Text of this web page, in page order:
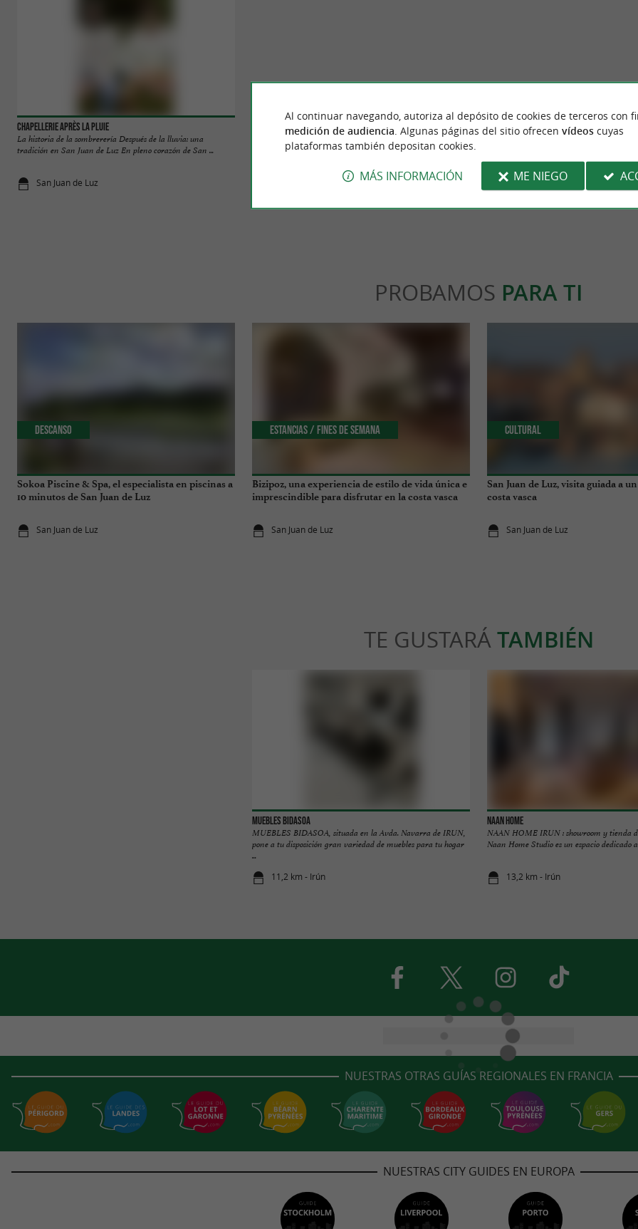
Chapellerie Après La Pluie
La historia de la sombrerería Después de la lluvia: una
tradición en San Juan de Luz En pleno corazón de San ...
San Juan de Luz
Saint Jean de Luz
Si San Juan de Luz ha extraído su riqueza durante mucho
tiempo del comercio marítimo y la pesca, hoy en día ...
7 m - San Juan de Luz
LA CIVETTE - Cuchillería
Desde hace 37 años, la familia
52 m - San Juan de Luz
PROBAMOS PARA TI
Sokoa Piscine & Spa, el especialista en piscinas a
10 minutos de San Juan de Luz
San Juan de Luz
Descanso
Bizipoz, una experiencia de estilo de vida única e
imprescindible para disfrutar en la costa vasca
San Juan de Luz
Estancias / Fines de Semana
San Juan de Luz, visita guiada a
costa vasca
San Juan de Luz
Cultural
TE GUSTARÁTAMBIÉN
MUEBLES BIDASOA
MUEBLES BIDASOA, situada en la Avda. Navarra de IRUN,
pone a tu disposición gran variedad de muebles para tu hogar
...
11,2 km - Irún
NAAN HOME
NAAN HOME IRUN : showroom y tienda
Naan Home Studio es un espacio dedicado
13,2 km - Irún
NUESTRAS OTRAS GUÍAS REGIONALES EN FRANCIA
NUESTRAS CITY GUIDES EN EUROPA
Al continuar navegando, autoriza al depósito de cookies de terceros con
medición de audiencia . Algunas páginas del sitio ofrecen vídeoscuyas
plataformas también depositan cookies.
MÁS INFORMACIÓN ME NIEGO